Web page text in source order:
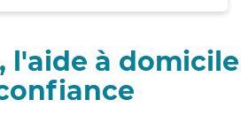
l'aide à domicile